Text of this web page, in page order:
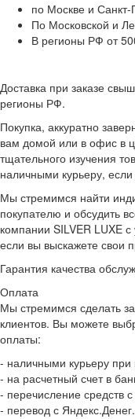
по Москве и Санкт-
По Московской и
В регионы РФ от
Доставка при заказе
регионы РФ.
Покупка, аккуратно
вам домой или в офис в
тщательного изучения
наличными курьеру,
Мы стремимся найти
покупателю и обсудить
компании SILVER LUXE
если вы выскажете свои
Гарантия качества
Оплата
Мы стремимся сделать
клиентов. Вы можете
оплаты:
- наличными курьеру
- на расчетный счет в
- перечисление средств
- перевод с Яндекс.Денег.